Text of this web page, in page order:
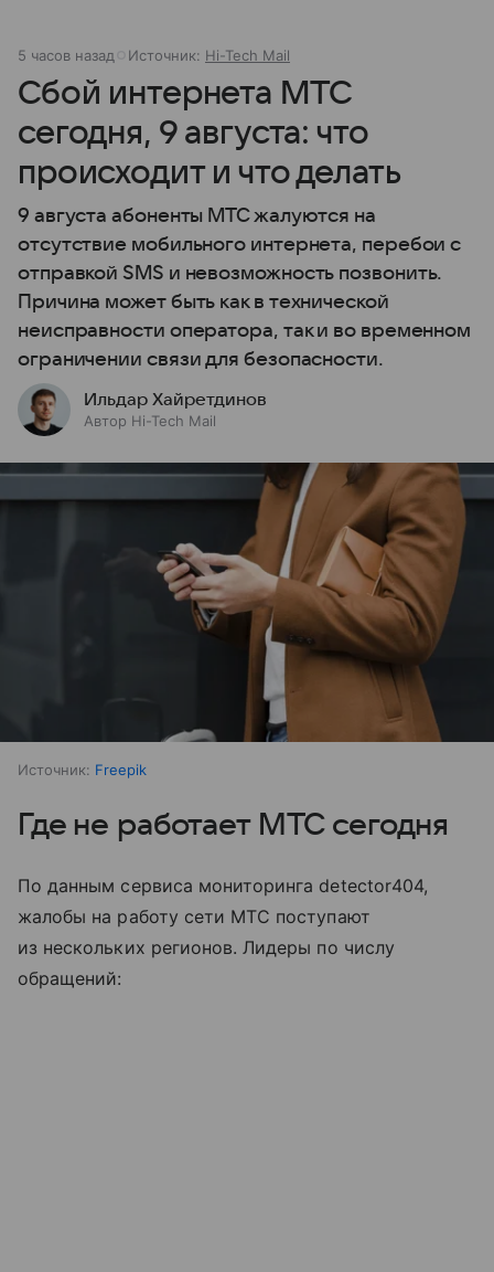
5 часов назад Источник: Hi-Tech Mail
Сбой интернета МТС
сегодня, 9 августа: что
происходит и что делать
9 августа абоненты МТС жалуются на
отсутствие мобильного интернета, перебои с
отправкой SMS и невозможность позвонить.
Причина может быть как в технической
неисправности оператора, так и во временном
ограничении связи для безопасности.
Ильдар Хайретдинов
Автор Hi-Tech Mail
Источник: Freepik
Где не работает МТС сегодня
По данным сервиса мониторинга detector404,
жалобы на работу сети МТС поступают
из нескольких регионов. Лидеры по числу
обращений: